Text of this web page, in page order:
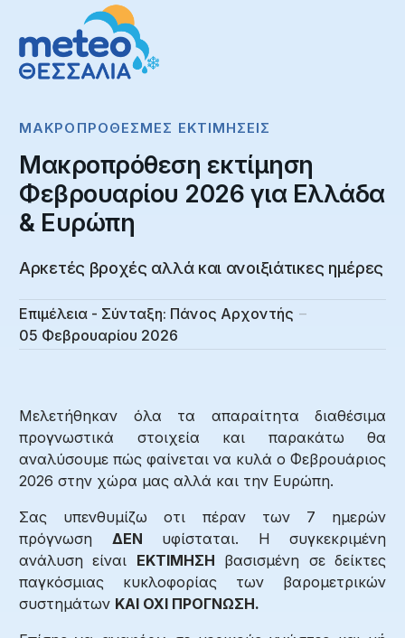
ΜΑΚΡΟΠΡΌΘΕΣΜΕΣ ΕΚΤΙΜΉΣΕΙΣ
Μακροπρόθεση εκτίμηση
Φεβρουαρίου 2026 για Ελλάδα
& Ευρώπη
Αρκετές βροχές αλλά και ανοιξιάτικες ημέρες
Επιμέλεια - Σύνταξη: Πάνος Αρχοντής
05 Φεβρουαρίου 2026
Μελετήθηκαν όλα τα απαραίτητα διαθέσιμα
προγνωστικά στοιχεία και παρακάτω θα
αναλύσουμε πώς φαίνεται να κυλά ο Φεβρουάριος
2026 στην χώρα μας αλλά και την Ευρώπη.
Σας υπενθυμίζω οτι πέραν των 7 ημερών
πρόγνωση ΔΕΝ υφίσταται. Η συγκεκριμένη
ανάλυση είναι ΕΚΤΙΜΗΣΗ βασισμένη σε δείκτες
παγκόσμιας κυκλοφορίας των βαρομετρικών
συστημάτων ΚΑΙ ΟΧΙ ΠΡΟΓΝΩΣΗ.